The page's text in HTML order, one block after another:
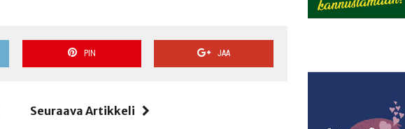
PIN JAA
Seuraava Artikkeli